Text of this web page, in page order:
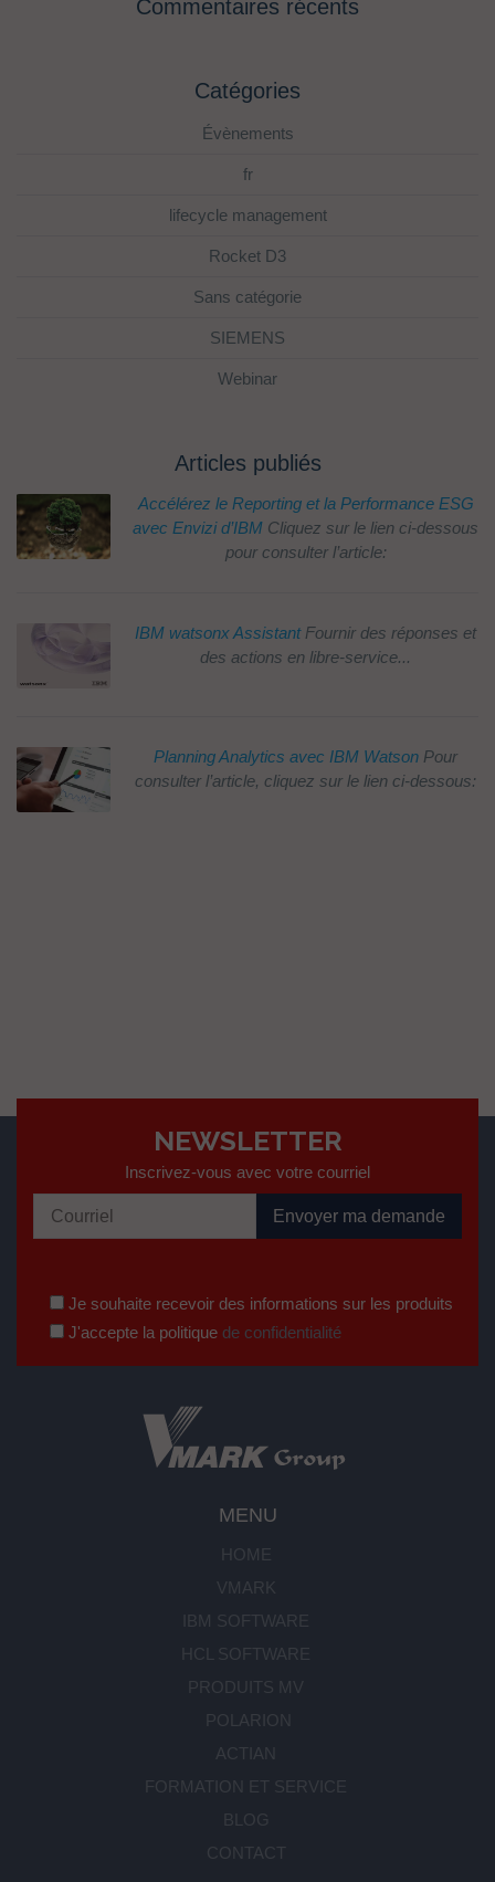
Commentaires récents
Catégories
Évènements
fr
lifecycle management
Rocket D3
Sans catégorie
SIEMENS
Webinar
Articles publiés
Accélérez le Reporting et la Performance ESG
avec Envizi d’IBM Cliquez sur le lien ci-dessous
pour consulter l’article:
IBM watsonx Assistant Fournir des réponses et
des actions en libre-service...
Planning Analytics avec IBM Watson Pour
consulter l’article, cliquez sur le lien ci-dessous:
NEWSLETTER
Inscrivez-vous avec votre courriel
Je souhaite recevoir des informations sur les produits
J'accepte la politique de confidentialité
MENU
HOME
VMARK
IBM SOFTWARE
HCL SOFTWARE
PRODUITS MV
POLARION
ACTIAN
FORMATION ET SERVICE
BLOG
CONTACT